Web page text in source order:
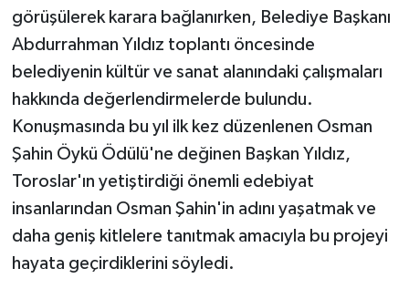
görüşülerek karara bağlanırken, Belediye Başkanı
Abdurrahman Yıldız toplantı öncesinde
belediyenin kültür ve sanat alanındaki çalışmaları
hakkında değerlendirmelerde bulundu.
Konuşmasında bu yıl ilk kez düzenlenen Osman
Şahin Öykü Ödülü'ne değinen Başkan Yıldız,
Toroslar'ın yetiştirdiği önemli edebiyat
insanlarından Osman Şahin'in adını yaşatmak ve
daha geniş kitlelere tanıtmak amacıyla bu projeyi
hayata geçirdiklerini söyledi.